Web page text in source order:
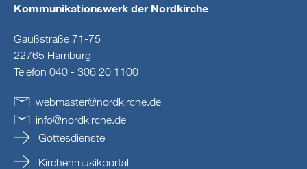
Kommunikationswerk der Nordkirche
Gaußstraße 71-75
22765 Hamburg
Telefon 040 - 306 20 1100
webmaster@nordkirche.de
info@nordkirche.de
Gottesdienste
Kirchenmusikportal